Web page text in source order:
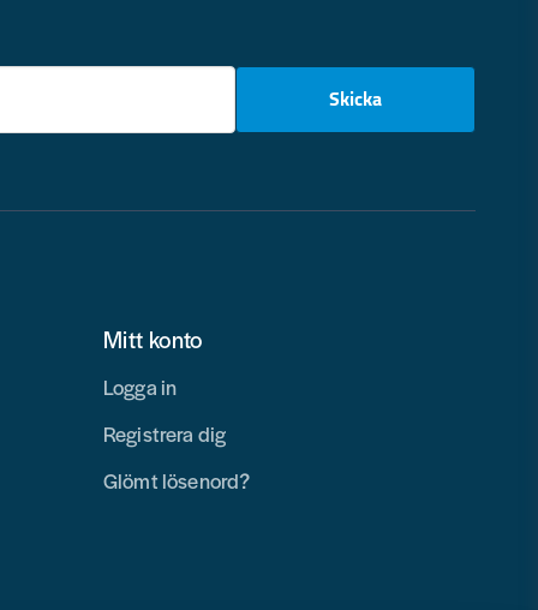
email
Skicka
Mitt konto
Logga in
Registrera dig
Glömt lösenord?